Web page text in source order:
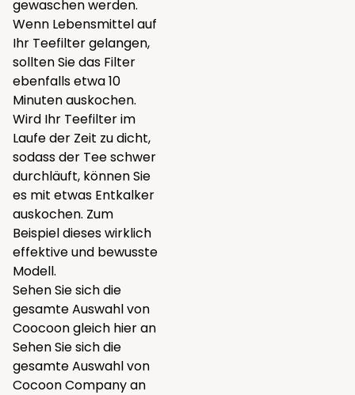
gewaschen werden.
Wenn Lebensmittel auf
Ihr Teefilter gelangen,
sollten Sie das Filter
ebenfalls etwa 10
Minuten auskochen.
Wird Ihr Teefilter im
Laufe der Zeit zu dicht,
sodass der Tee schwer
durchläuft, können Sie
es mit etwas Entkalker
auskochen. Zum
Beispieldieseswirklich
effektive und bewusste
Modell.
Sehen Sie sich die
gesamte Auswahl von
Coocoon gleich hieran
Sehen Sie sich die
gesamteAuswahl von
Cocoon Companyan